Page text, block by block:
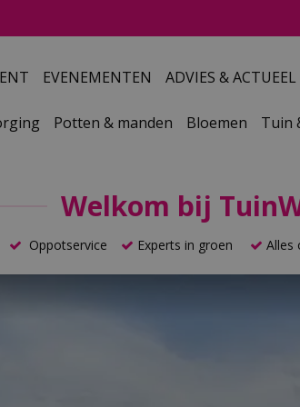
EVENEMENTEN ADVIES & ACTUEEL
Potten & manden Bloemen Tuin
Welkom bij
Oppotservice Experts in groen Alles